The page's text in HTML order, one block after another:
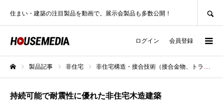
住まい・建築の注目製品を動画で。展示会製品も多数公開！
ログイン 会員登録
製品記事 非住宅 非住宅構造・接合技術（接合金物、トラス、耐震工法）
持続可能で耐震性に優れた非住宅木造建築